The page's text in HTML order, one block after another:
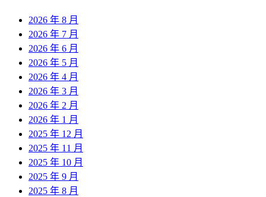
2026 年 8 月
2026 年 7 月
2026 年 6 月
2026 年 5 月
2026 年 4 月
2026 年 3 月
2026 年 2 月
2026 年 1 月
2025 年 12 月
2025 年 11 月
2025 年 10 月
2025 年 9 月
2025 年 8 月